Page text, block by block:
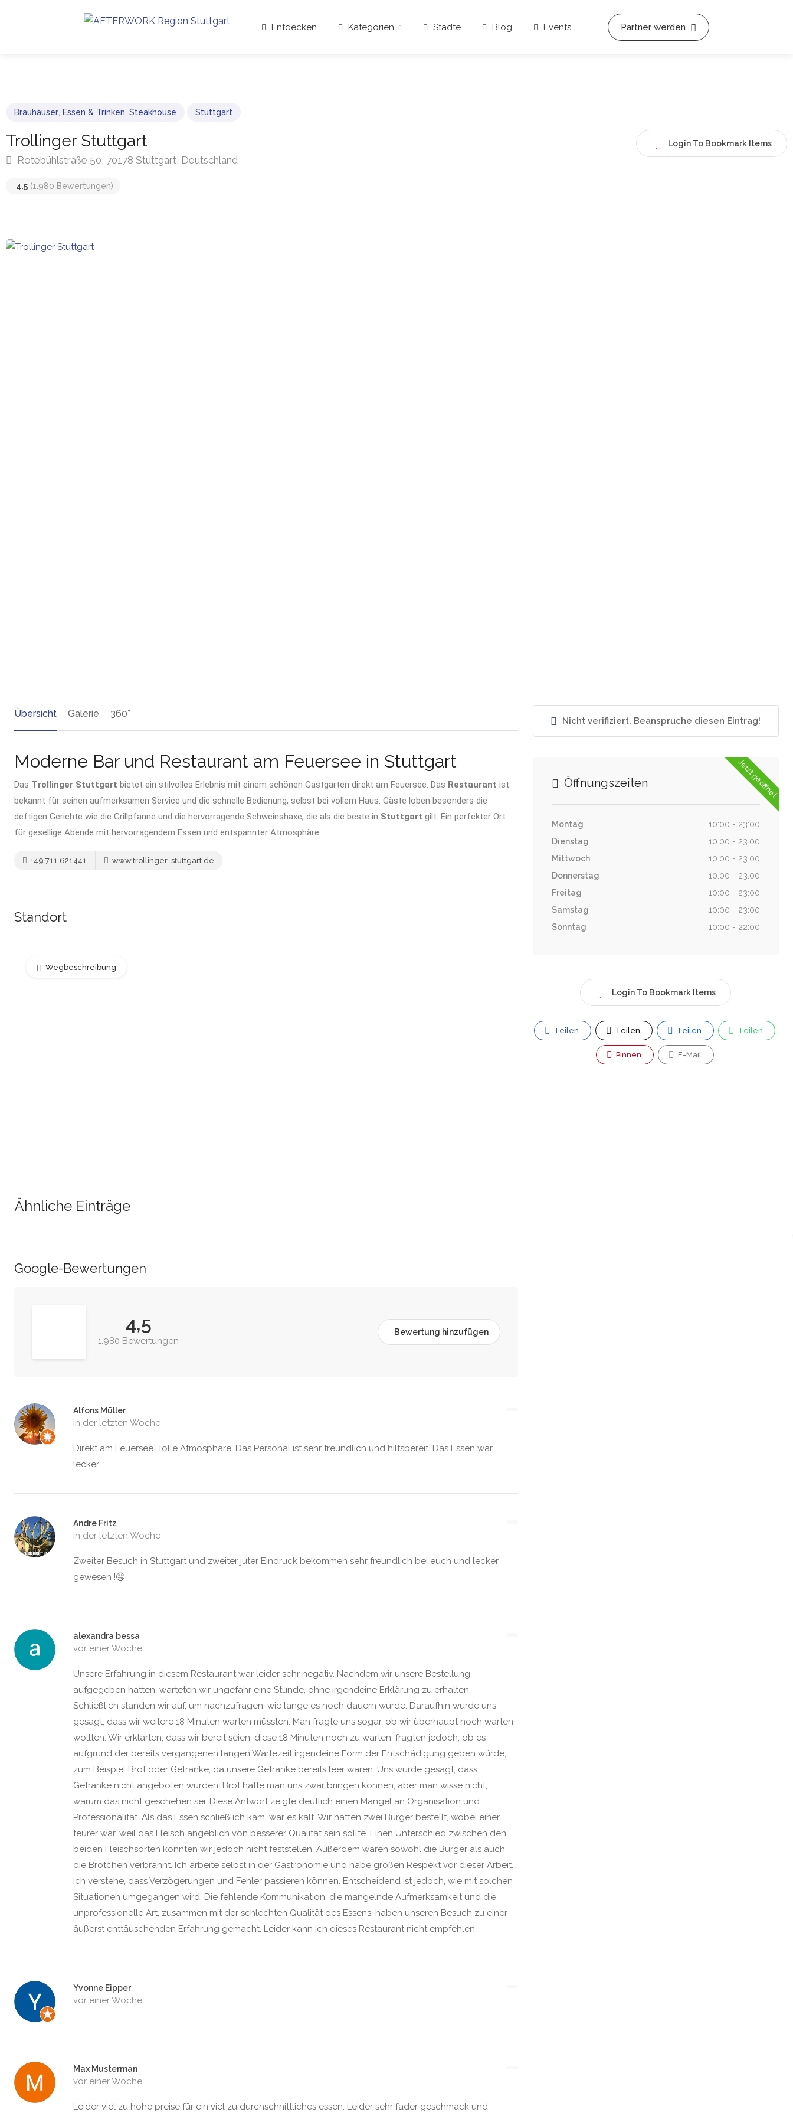
Entdecken Kategorien Städte Blog Events Partner werden
Brauhäuser Essen & Trinken Steakhouse Stuttgart
Trollinger Stuttgart
Rotebühlstraße 50, 70178 Stuttgart, Deutschland
4.5 (1.980 Bewertungen)
Login To Bookmark Items
Übersicht Galerie 360°
Moderne Bar und Restaurant am Feuersee in Stuttgart
Das Trollinger Stuttgart bietet ein stilvolles Erlebnis mit einem schönen Gastgarten direkt am Feuersee. Das Restaurant ist
bekannt für seinen aufmerksamen Service und die schnelle Bedienung, selbst bei vollem Haus. Gäste loben besonders die
deftigen Gerichte wie die Grillpfanne und die hervorragende Schweinshaxe, die als die beste in Stuttgart gilt. Ein perfekter Ort
für gesellige Abende mit hervorragendem Essen und entspannter Atmosphäre.
+49 711 621441 www.trollinger-stuttgart.de
Standort
Wegbeschreibung
Ähnliche Einträge
Google-Bewertungen
4,5
1.980 Bewertungen
Bewertung hinzufügen
Alfons Müller
in der letzten Woche
Direkt am Feuersee. Tolle Atmosphäre. Das Personal ist sehr freundlich und hilfsbereit. Das Essen war
lecker.
Andre Fritz
in der letzten Woche
Zweiter Besuch in Stuttgart und zweiter juter Eindruck bekommen sehr freundlich bei euch und lecker
gewesen !🤤
alexandra bessa
vor einer Woche
Unsere Erfahrung in diesem Restaurant war leider sehr negativ. Nachdem wir unsere Bestellung
aufgegeben hatten, warteten wir ungefähr eine Stunde, ohne irgendeine Erklärung zu erhalten.
Schließlich standen wir auf, um nachzufragen, wie lange es noch dauern würde. Daraufhin wurde uns
gesagt, dass wir weitere 18 Minuten warten müssten. Man fragte uns sogar, ob wir überhaupt noch warten
wollten. Wir erklärten, dass wir bereit seien, diese 18 Minuten noch zu warten, fragten jedoch, ob es
aufgrund der bereits vergangenen langen Wartezeit irgendeine Form der Entschädigung geben würde,
zum Beispiel Brot oder Getränke, da unsere Getränke bereits leer waren. Uns wurde gesagt, dass
Getränke nicht angeboten würden. Brot hätte man uns zwar bringen können, aber man wisse nicht,
warum das nicht geschehen sei. Diese Antwort zeigte deutlich einen Mangel an Organisation und
Professionalität. Als das Essen schließlich kam, war es kalt. Wir hatten zwei Burger bestellt, wobei einer
teurer war, weil das Fleisch angeblich von besserer Qualität sein sollte. Einen Unterschied zwischen den
beiden Fleischsorten konnten wir jedoch nicht feststellen. Außerdem waren sowohl die Burger als auch
die Brötchen verbrannt. Ich arbeite selbst in der Gastronomie und habe großen Respekt vor dieser Arbeit.
Ich verstehe, dass Verzögerungen und Fehler passieren können. Entscheidend ist jedoch, wie mit solchen
Situationen umgegangen wird. Die fehlende Kommunikation, die mangelnde Aufmerksamkeit und die
unprofessionelle Art, zusammen mit der schlechten Qualität des Essens, haben unseren Besuch zu einer
äußerst enttäuschenden Erfahrung gemacht. Leider kann ich dieses Restaurant nicht empfehlen.
Yvonne Eipper
vor einer Woche
Max Musterman
vor einer Woche
Leider viel zu hohe preise für ein viel zu durchschnittliches essen. Leider sehr fader geschmack und
Nicht verifiziert. Beanspruche diesen Eintrag!
Jetzt geöffnet
Öffnungszeiten
Montag
10:00 - 23:00
Dienstag
10:00 - 23:00
Mittwoch
10:00 - 23:00
Donnerstag
10:00 - 23:00
Freitag
10:00 - 23:00
Samstag
10:00 - 23:00
Sonntag
10:00 - 22:00
Login To Bookmark Items
Teilen Teilen Teilen Teilen
Pinnen E-Mail